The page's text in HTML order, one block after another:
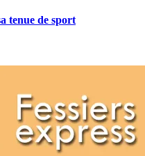
tenue de sport